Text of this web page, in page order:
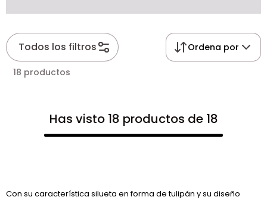
Todos los filtros Ordena por
18 productos
Has visto 18 productos de 18
Con su característica silueta en forma de tulipán y su diseño